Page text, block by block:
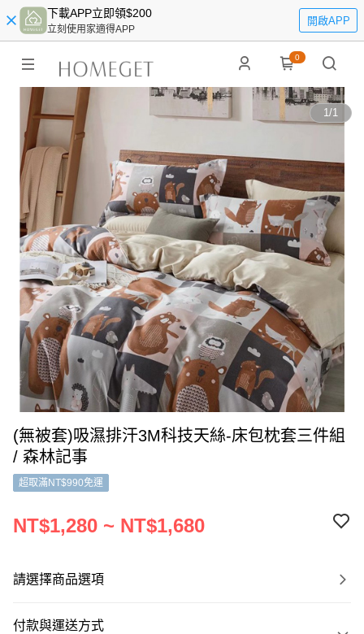
下載APP立即領$200
立刻使用家適得APP
開啟APP
0
1/1
(無被套)吸濕排汗3M科技天絲-床包枕套三件組
/ 森林記事
超取滿NT$990免運
NT$1,280 ~ NT$1,680
請選擇商品選項
付款與運送方式